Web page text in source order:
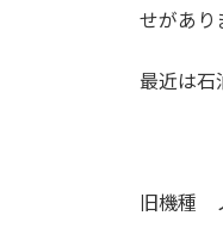
せがあり
最近は石
旧機種